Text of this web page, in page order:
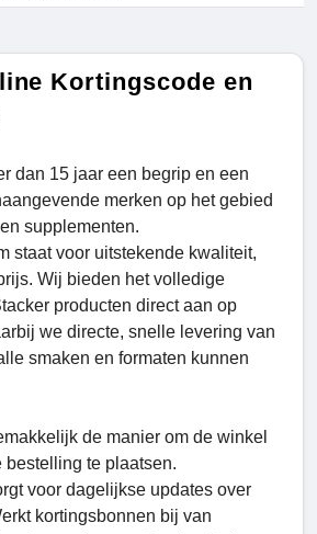
Kortingscode en
dan 15 jaar een begrip en een
merken op het gebied
supplementen.
staat voor uitstekende kwaliteit,
Wij bieden het volledige
producten direct aan op
we directe, snelle levering van
smaken en formaten kunnen
de manier om de winkel
bestelling te plaatsen.
voor dagelijkse updates over
kortingsbonnen bij van